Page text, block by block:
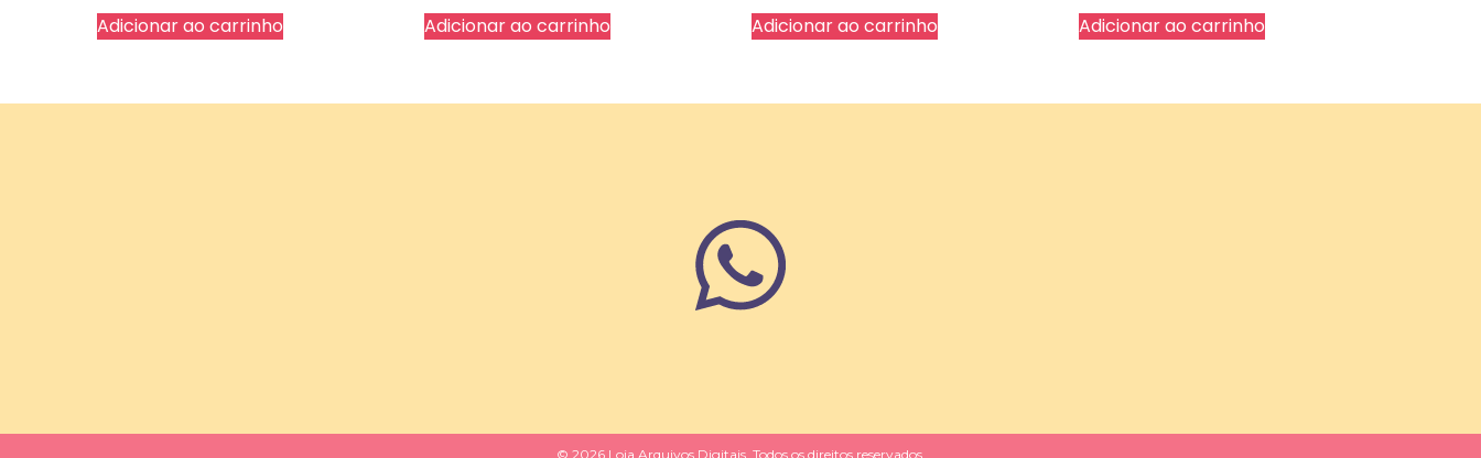
Adicionar ao carrinho Adicionar ao carrinho Adicionar ao carrinho Adicionar ao carrinho
© 2026 Loja Arquivos Digitais. Todos os direitos reservados.